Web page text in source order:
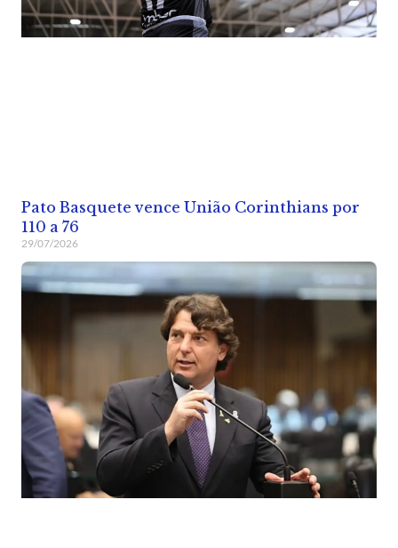
Pato Basquete vence União Corinthians por
110 a 76
29/07/2026